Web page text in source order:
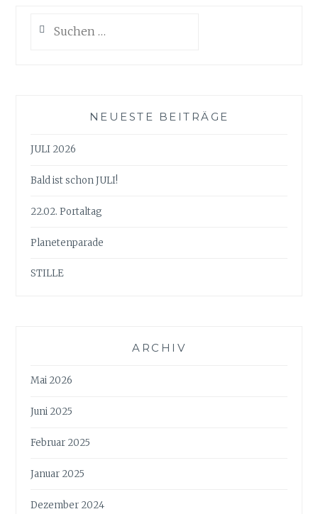
nach:
NEUESTE BEITRÄGE
JULI 2026
Bald ist schon JULI!
22.02. Portaltag
Planetenparade
STILLE
ARCHIV
Mai 2026
Juni 2025
Februar 2025
Januar 2025
Dezember 2024